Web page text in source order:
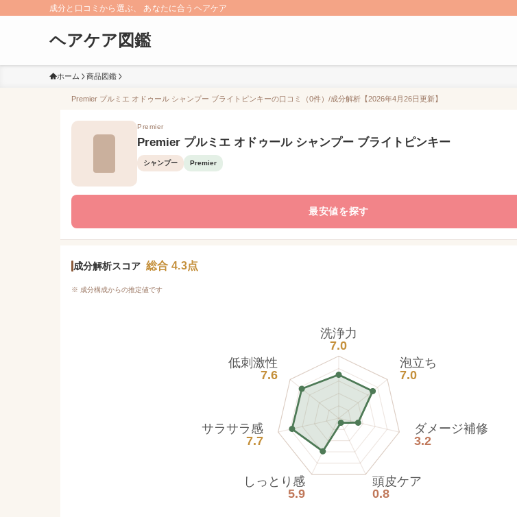
成分と口コミから選ぶ、 あなたに合うヘアケア
ヘアケア図鑑
ホーム 商品図鑑
Premier プルミエ オドゥール シャンプー ブライトピンキーの口コミ（0件）/成分解析【2026年4月26日更新】
Premier
Premier プルミエ オドゥール シャンプー ブライトピンキー
シャンプー Premier
最安値を探す
成分解析スコア 総合 4.3点
※ 成分構成からの推定値です
洗浄力
7.0
泡立ち
7.0
ダメージ補修
3.2
頭皮ケア
0.8
しっとり感
5.9
サラサラ感
7.7
低刺激性
7.6